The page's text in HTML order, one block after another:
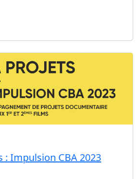
: Impulsion CBA 2023